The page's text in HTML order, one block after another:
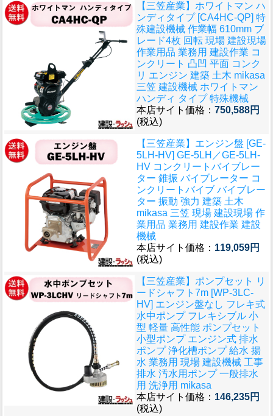
【三笠産業】ホワイトマン ハ
ンディタイプ [CA4HC-QP] 特
殊建設機械 作業幅 610mm ブ
レード4枚 回転 現場 建設現場
作業用品 業務用 建設作業 コ
ンクリート 凸凹 平面 コンク
リ エンジン 建築 土木 mikasa
三笠 建設機械 ホワイトマン
ハンディ タイプ 特殊機械
本店サイト価格： 750,588円
(税込)
【三笠産業】エンジン盤 [GE-
5LH-HV] GE-5LH／GE-5LH-
HV コンクリートバイブレー
ター 錐振 バイブレーター コ
ンクリートバイブ バイブレー
ター 振動 強力 建築 土木
mikasa 三笠 現場 建設現場 作
業用品 業務用 建設作業 建設
機械
本店サイト価格： 119,059円
(税込)
【三笠産業】ポンプセット リ
ードシャフト7m [WP-3LC-
HV] エンジン盤なし フレキ式
水中ポンプ フレキシブル 小
型 軽量 高性能 ポンプセット
小型ポンプ エンジン式 排水
ポンプ 浄化槽ポンプ 給水 揚
水 業務用 現場 建設機械 工事
排水 汚水用ポンプ 一般排水
用 洗浄用 mikasa
本店サイト価格： 146,235円
(税込)